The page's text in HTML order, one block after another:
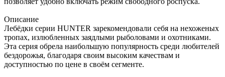
Описание
Лебёдки серии HUNTER зарекомендовали себя на нехоженых
тропах, излюбленных заядлыми рыболовами и охотниками.
Эта серия обрела наибольшую популярность среди любителей
бездорожья, благодаря своим высоким качествам и
доступностью по цене в своём сегменте.